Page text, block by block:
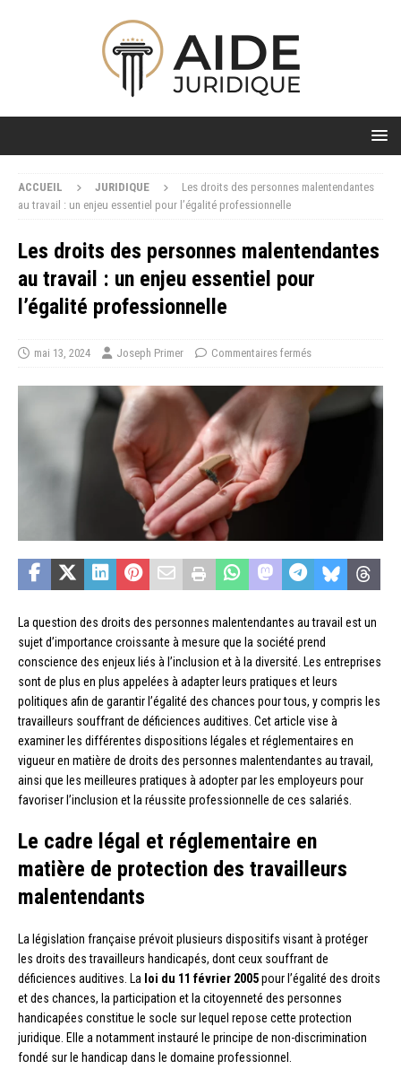
ACCUEIL JURIDIQUE
Les droits des personnes malentendantes
au travail : un enjeu essentiel pour l’égalité professionnelle
Les droits des personnes malentendantes
au travail : un enjeu essentiel pour
l’égalité professionnelle
mai 13, 2024 Joseph Primer Commentaires fermés
La question des droits des personnes malentendantes au travail est un
sujet d’importance croissante à mesure que la société prend
conscience des enjeux liés à l’inclusion et à la diversité. Les entreprises
sont de plus en plus appelées à adapter leurs pratiques et leurs
politiques afin de garantir l’égalité des chances pour tous, y compris les
travailleurs souffrant de déficiences auditives. Cet article vise à
examiner les différentes dispositions légales et réglementaires en
vigueur en matière de droits des personnes malentendantes au travail,
ainsi que les meilleures pratiques à adopter par les employeurs pour
favoriser l’inclusion et la réussite professionnelle de ces salariés.
Le cadre légal et réglementaire en
matière de protection des travailleurs
malentendants
La législation française prévoit plusieurs dispositifs visant à protéger
les droits des travailleurs handicapés, dont ceux souffrant de
déficiences auditives. La loi du 11 février 2005pour l’égalité des droits
et des chances, la participation et la citoyenneté des personnes
handicapées constitue le socle sur lequel repose cette protection
juridique. Elle a notamment instauré le principe de non-discrimination
fondé sur le handicap dans le domaine professionnel.